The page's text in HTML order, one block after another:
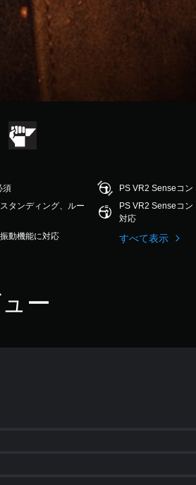
須
タンディング、ルー
動機能に対応
PS VR2 Senseコ
PS VR2 Senseコ
対応
すべて表示
ー